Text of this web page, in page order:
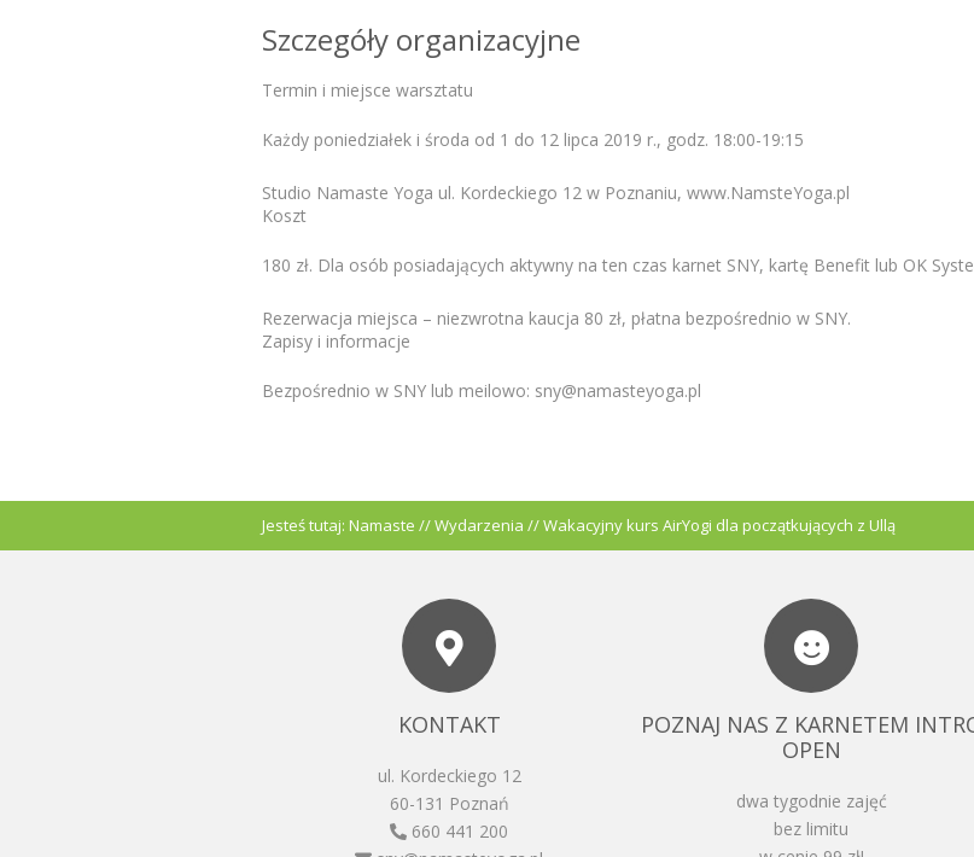
Szczegóły organizacyjne
Termin i miejsce warsztatu
Każdy poniedziałek i środa od 1 do 12 lipca 2019 r., godz. 18:00-19:15
Studio Namaste Yoga ul. Kordeckiego 12 w Poznaniu, www.NamsteYoga.pl
Koszt
180 zł. Dla osób posiadających aktywny na ten czas karnet SNY, kartę Benefit lub OK
Rezerwacja miejsca – niezwrotna kaucja 80 zł, płatna bezpośrednio w SNY.
Zapisy i informacje
Bezpośrednio w SNY lub meilowo: sny@namasteyoga.pl
Jesteś tutaj: Namaste //Wydarzenia //Wakacyjny kurs AirYogi dla początkujących z Ullą
KONTAKT
ul. Kordeckiego 12
60-131 Poznań
660 441 200
POZNAJ NAS Z KARNETEM
OPEN
dwa tygodnie zajęć
bez limitu